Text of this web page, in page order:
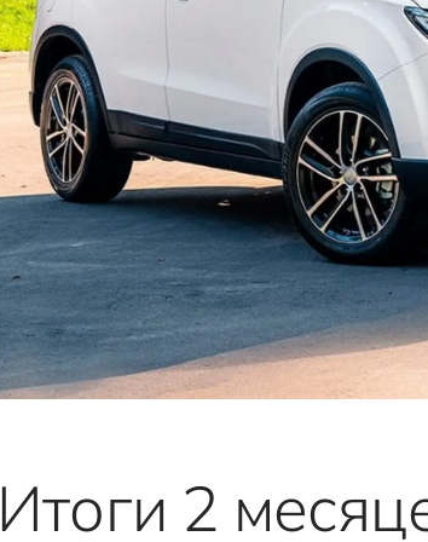
Итоги 2